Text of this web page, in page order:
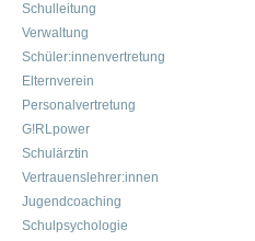
Schulleitung
Verwaltung
Schüler:innenvertretung
Elternverein
Personalvertretung
G!RLpower
Schulärztin
Vertrauenslehrer:innen
Jugendcoaching
Schulpsychologie